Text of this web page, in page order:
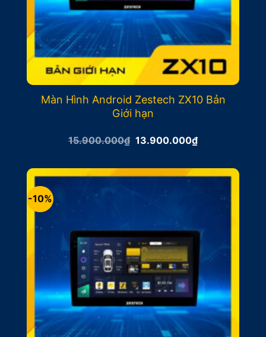
Màn Hình Android Zestech ZX10 Bản
Giới hạn
15.900.000₫ Giá
15.900.000₫.
13.900.000₫Giá
hiện
là:
13.900.000₫.
-10%